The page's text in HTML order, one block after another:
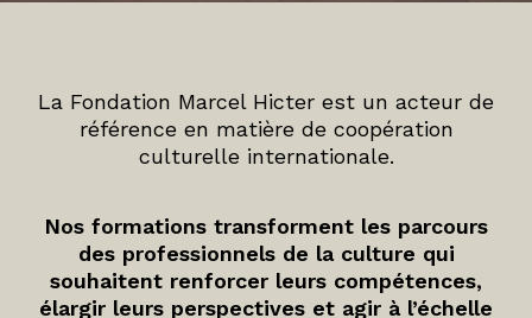
La Fondation Marcel Hicter est un acteur de
référence en matière de coopération
culturelle internationale.
Nos formations transforment les parcours
des professionnels de la culture qui
souhaitent renforcer leurs compétences,
élargir leurs perspectives et agir à l’échelle